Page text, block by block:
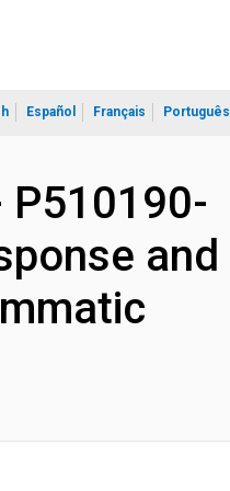
Español Français Português
P510190-
and